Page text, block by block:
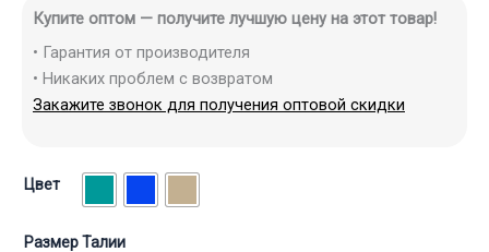
Купите оптом — получите лучшую цену на этот товар!
• Гарантия от производителя
• Никаких проблем с возвратом
Закажите звонок для получения оптовой скидки
Цвет
Размер Талии